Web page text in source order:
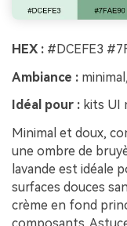
HEX : #DCEFE3
Ambiance :
Idéal pour : kits UI
Minimal et doux,
une ombre de
lavande est idéale
surfaces douces
crème en fond